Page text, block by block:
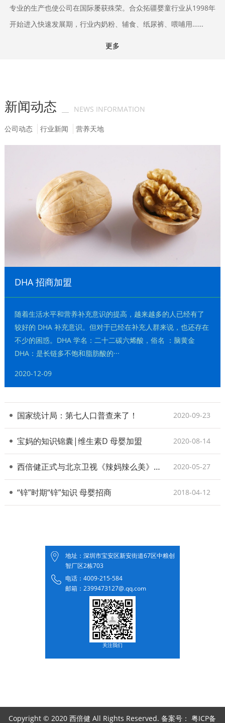
专业的生产也使公司在国际屡获殊荣。合众拓疆婴童行业从1998年
开始进入快速发展期，行业内奶粉、辅食、纸尿裤、喂哺用……
更多
新闻动态 NEWS INFORMATION
公司动态 行业新闻 营养天地
DHA 招商加盟
随着生活水平和营养补充意识的提高，越来越多的人已经有了
较好的 DHA 补充意识。但对于已经在补充人群来说，也还存在
不少的困惑。DHA 学名：二十二碳六烯酸，俗名 ：脑黄金
DHA：是长链多不饱和脂肪酸的···
2020-12-09
国家统计局：第七人口普查来了！ 2020-09-23
宝妈的知识锦囊|维生素D 母婴加盟 2020-08-14
西倍健正式与北京卫视《辣妈辣么美》节目签署战略合作协议 2020-05-27
“锌”时期“锌”知识 母婴招商 2018-04-12
地址：深圳市宝安区新安街道67区中粮创
智厂区2栋703
电话：4009-215-584
邮箱：2399473127@.qq.com
关注我们
Copyright © 2020 西倍健 All Rights Reserved. 备案号：粤ICP备